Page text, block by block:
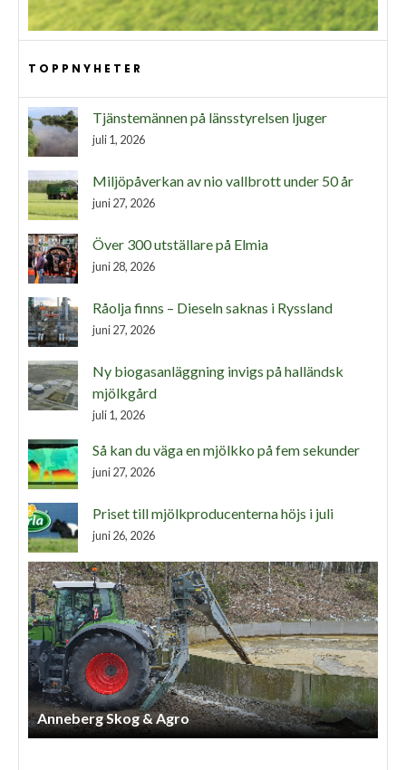
TOPPNYHETER
Tjänstemännen på länsstyrelsen ljuger
juli 1, 2026
Miljöpåverkan av nio vallbrott under 50 år
juni 27, 2026
Över 300 utställare på Elmia
juni 28, 2026
Råolja finns – Dieseln saknas i Ryssland
juni 27, 2026
Ny biogasanläggning invigs på halländsk
mjölkgård
juli 1, 2026
Så kan du väga en mjölkko på fem sekunder
juni 27, 2026
Priset till mjölkproducenterna höjs i juli
juni 26, 2026
S H Jord Och Skog